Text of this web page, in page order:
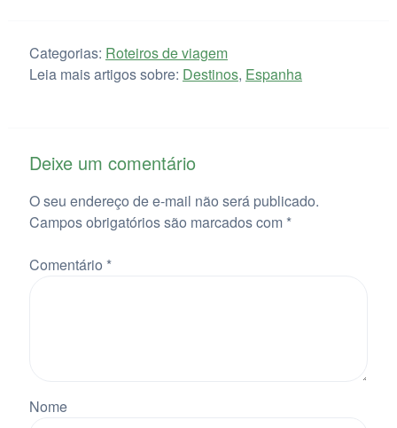
Categorias: Roteiros de viagem
Leia mais artigos sobre: Destinos, Espanha
Deixe um comentário
O seu endereço de e-mail não será publicado.
Campos obrigatórios são marcados com *
Comentário *
Nome